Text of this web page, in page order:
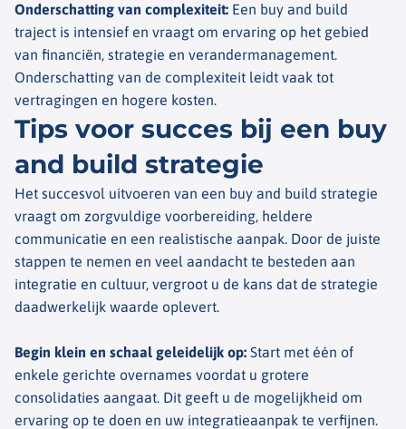
Onderschatting van complexiteit: Een buy and build
traject is intensief en vraagt om ervaring op het gebied
van financiën, strategie en verandermanagement.
Onderschatting van de complexiteit leidt vaak tot
vertragingen en hogere kosten.
Tips voor succes bij een buy
and build strategie
Het succesvol uitvoeren van een buy and build strategie
vraagt om zorgvuldige voorbereiding, heldere
communicatie en een realistische aanpak. Door de juiste
stappen te nemen en veel aandacht te besteden aan
integratie en cultuur, vergroot u de kans dat de strategie
daadwerkelijk waarde oplevert.
Begin klein en schaal geleidelijk op: Start met één of
enkele gerichte overnames voordat u grotere
consolidaties aangaat. Dit geeft u de mogelijkheid om
ervaring op te doen en uw integratieaanpak te verfijnen.